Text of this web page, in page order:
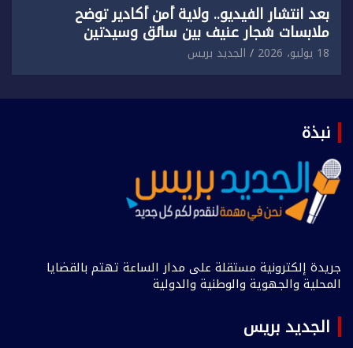
بعد انتشار الفيديو.. ولاية أمن أكادير توضح
ملابسات شجار عنيف بين سائق وسيدتين
18 يوليو، 2026 الجديد بريس
نبذة
جريدة إلكترونية مستقلة على مدار الساعة تهتم بالقضايا
المحلية والجهوية والوطنية والدولية
الجديد بريس